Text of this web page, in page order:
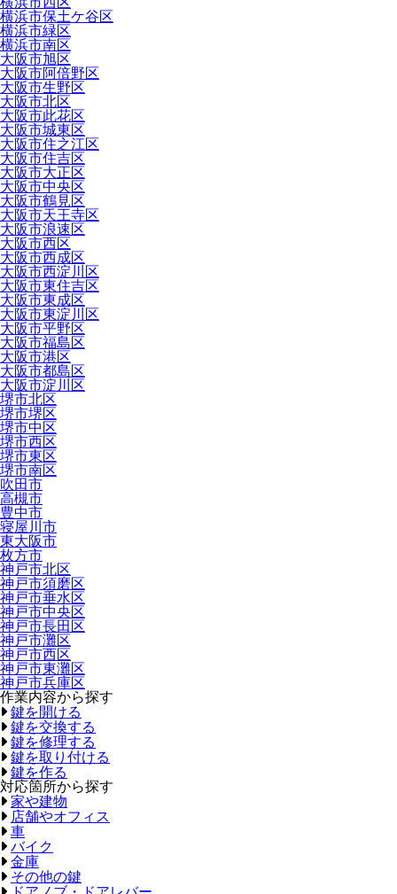
横浜市保土ケ谷区
横浜市緑区
横浜市南区
大阪市旭区
大阪市阿倍野区
大阪市生野区
大阪市北区
大阪市此花区
大阪市城東区
大阪市住之江区
大阪市住吉区
大阪市大正区
大阪市中央区
大阪市鶴見区
大阪市天王寺区
大阪市浪速区
大阪市西区
大阪市西成区
大阪市西淀川区
大阪市東住吉区
大阪市東成区
大阪市東淀川区
大阪市平野区
大阪市福島区
大阪市港区
大阪市都島区
大阪市淀川区
堺市北区
堺市堺区
堺市中区
堺市西区
堺市東区
堺市南区
吹田市
高槻市
豊中市
寝屋川市
東大阪市
枚方市
神戸市北区
神戸市須磨区
神戸市垂水区
神戸市中央区
神戸市長田区
神戸市灘区
神戸市西区
神戸市東灘区
神戸市兵庫区
作業内容から探す
鍵を開ける
鍵を交換する
鍵を修理する
鍵を取り付ける
鍵を作る
対応箇所から探す
家や建物
店舗やオフィス
車
バイク
金庫
その他の鍵